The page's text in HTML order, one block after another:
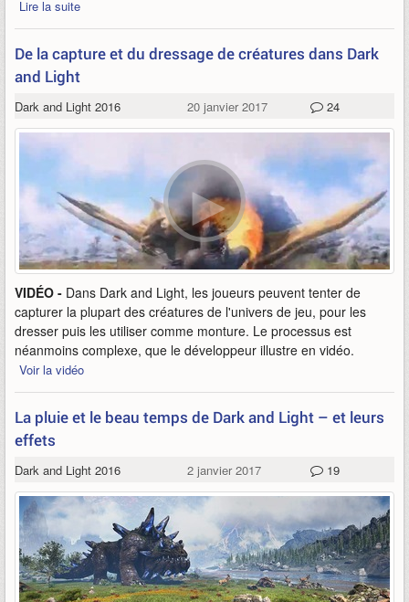
Lire la suite
De la capture et du dressage de créatures dans Dark
and Light
Dark and Light 2016 20 janvier 2017 24
VIDÉO - Dans Dark and Light, les joueurs peuvent tenter de
capturer la plupart des créatures de l'univers de jeu, pour les
dresser puis les utiliser comme monture. Le processus est
néanmoins complexe, que le développeur illustre en vidéo.
Voir la vidéo
La pluie et le beau temps de Dark and Light – et leurs
effets
Dark and Light 2016 2 janvier 2017 19